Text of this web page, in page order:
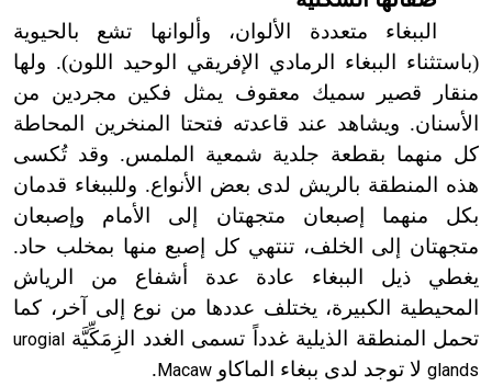
الببغاء متعددة الألوان، وألوانها تشع بالحيوية
(باستثناء الببغاء الرمادي الإفريقي الوحيد اللون). ولها
منقار قصير سميك معقوف يمثل فكين مجردين من
الأسنان. ويشاهد عند قاعدته فتحتا المنخرين المحاطة
كل منهما بقطعة جلدية شمعية الملمس. وقد تُكسى
هذه المنطقة بالريش لدى بعض الأنواع. وللببغاء قدمان
بكل منهما إصبعان متجهتان إلى الأمام وإصبعان
متجهتان إلى الخلف، تنتهي كل إصبع منها بمخلب حاد.
يغطي ذيل الببغاء عادة عدة أشفاع من الرياش
المحيطية الكبيرة، يختلف عددها من نوع إلى آخر، كما
تحمل المنطقة الذيلية غدداً تسمى الغدد الزِمَكِّيَّة urogial
glands لا توجد لدى ببغاء الماكاو Macaw
.